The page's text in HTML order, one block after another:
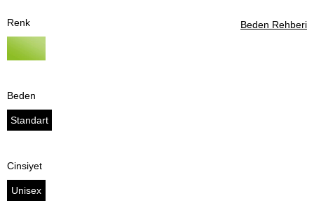
Beden Rehberi
Renk
Beden
Standart
Cinsiyet
Unisex